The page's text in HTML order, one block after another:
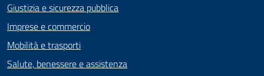
Giustizia e sicurezza pubblica
Imprese e commercio
Mobilità e trasporti
Salute, benessere e assistenza